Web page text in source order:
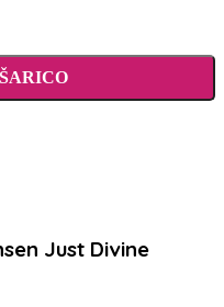
krtačenje količina
Just Divine